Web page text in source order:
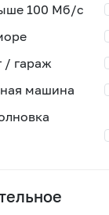
100 Мб/с
/ гараж
машина